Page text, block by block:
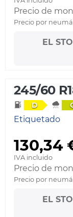
Precio de
Precio por
EL
245/60
D
Etiquetado
130,34
IVA incluido
Precio de
Precio por
EL